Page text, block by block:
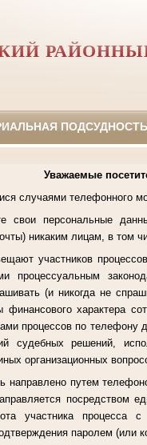
ПОДСУДНОСТЬ
Уважаемые
случаями телефонного
свои персональные
никаким лицам, в том
участников
процессуальным
(и никогда не
финансового характера
процессов по
судебных решений,
организационных
направлено путем
посредством
участника процесса
паролем (или